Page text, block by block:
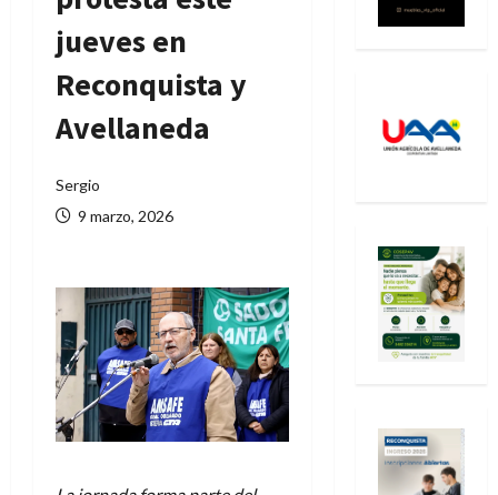
jueves en
Reconquista y
Avellaneda
Sergio
9 marzo, 2026